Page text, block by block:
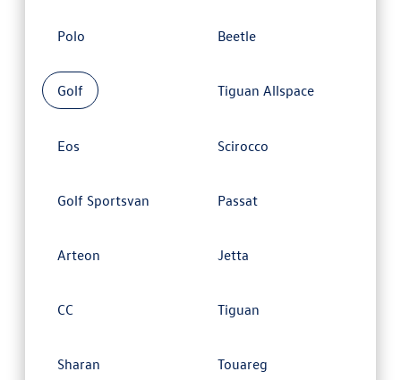
Polo Beetle
Golf Tiguan Allspace
Eos Scirocco
Golf Sportsvan Passat
Arteon Jetta
CC Tiguan
Sharan Touareg